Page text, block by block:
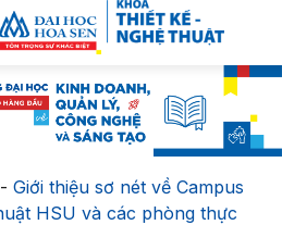
Giới thiệu sơ nét về Campus
HSU và các phòng thực